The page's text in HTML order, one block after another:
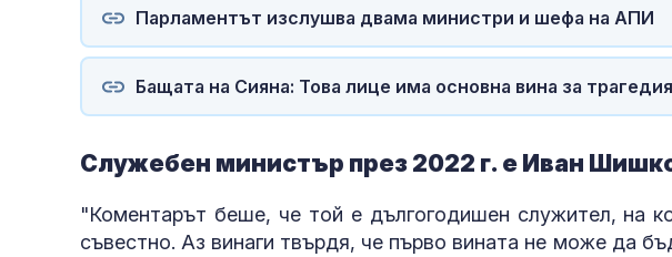
Парламентът изслушва двама министри и шефа на АПИ
Бащата на Сияна: Това лице има основна вина за
Служебен министър през 2022 г. е Иван
"Коментарът беше, че той е дългогодишен служител, на
съвестно. Аз винаги твърдя, че първо вината не може да